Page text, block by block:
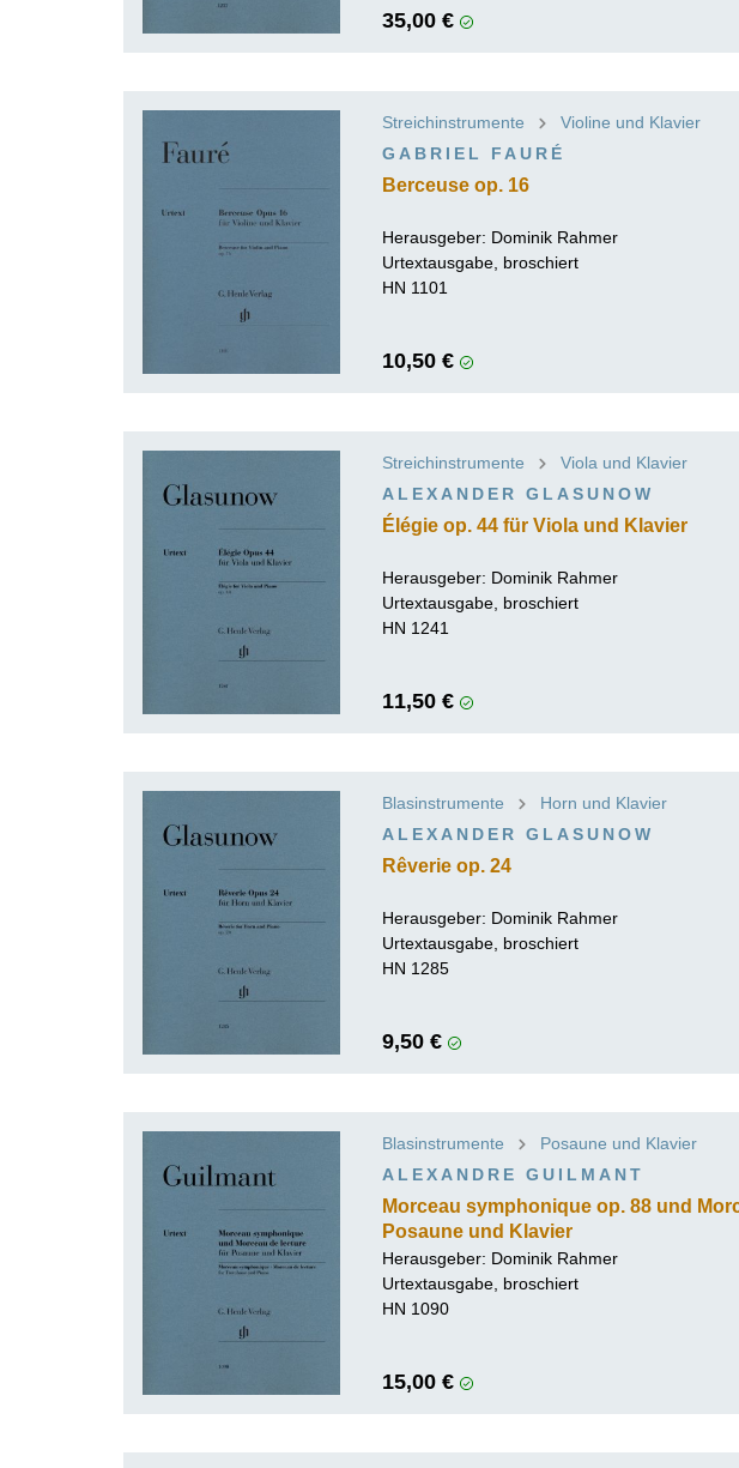
35,00 €
Streichinstrumente
Violine und Klavier
GABRIEL FAURÉ
Berceuse op. 16
Herausgeber: Dominik Rahmer
Urtextausgabe, broschiert
HN 1101
10,50 €
Streichinstrumente
Viola und Klavier
ALEXANDER GLASUNOW
Élégie op. 44 für Viola und Klavier
Herausgeber: Dominik Rahmer
Urtextausgabe, broschiert
HN 1241
11,50 €
Blasinstrumente
Horn und Klavier
ALEXANDER GLASUNOW
Rêverie op. 24
Herausgeber: Dominik Rahmer
Urtextausgabe, broschiert
HN 1285
9,50 €
Blasinstrumente
Posaune und Klavier
ALEXANDRE GUILMANT
Morceau symphonique op. 88 und
Posaune und Klavier
Herausgeber: Dominik Rahmer
Urtextausgabe, broschiert
HN 1090
15,00 €